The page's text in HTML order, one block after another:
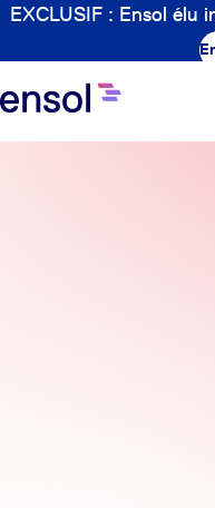
EXCLUSIF : Ensol élu